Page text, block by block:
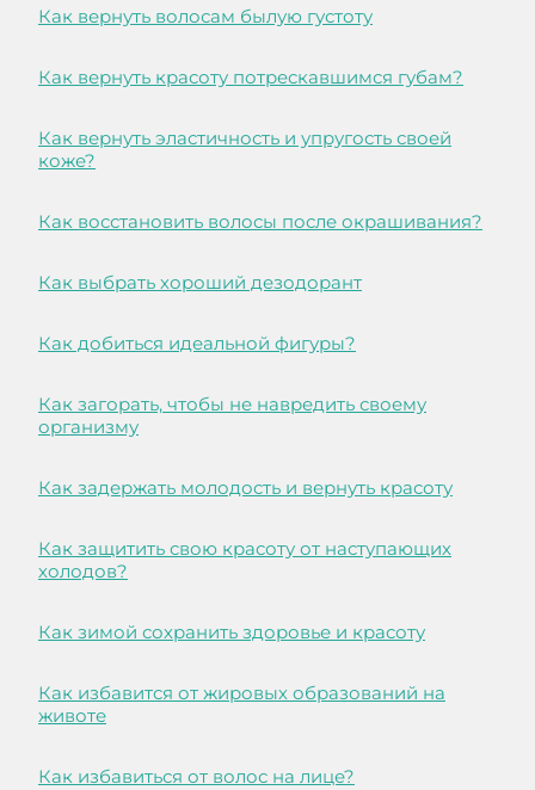
Как вернуть волосам былую густоту
Как вернуть красоту потрескавшимся губам?
Как вернуть эластичность и упругость своей
коже?
Как восстановить волосы после окрашивания?
Как выбрать хороший дезодорант
Как добиться идеальной фигуры?
Как загорать, чтобы не навредить своему
организму
Как задержать молодость и вернуть красоту
Как защитить свою красоту от наступающих
холодов?
Как зимой сохранить здоровье и красоту
Как избавится от жировых образований на
животе
Как избавиться от волос на лице?